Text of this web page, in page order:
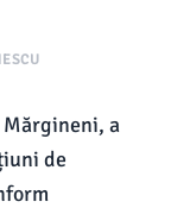
a
de